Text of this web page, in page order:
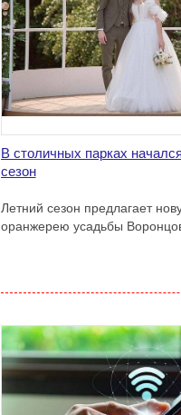
В столичных парках
сезон
Летний сезон предлагает
оранжерею усадьбы